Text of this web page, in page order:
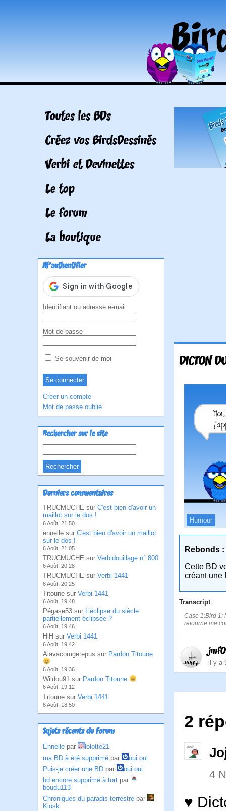
Toutes les BDs
Créez vos BirdsDessinés
Verbi et Devinettes
Le top
Le forum
La boutique
M'authentifier
Identifiant ou adresse e-mail
Mot de passe
Se souvenir de moi
Créer un compte
Mot de passe oublié
Rechercher sur le site
Derniers commentaires
TRUCMUCHE sur C'est bien d'avoir un
maillot sur le dos !
6 Août, 21:50
ennelle sur C'est bien d'avoir un maillot
sur le dos !
6 Août, 21:05
TRUCMUCHE sur Verbidouillage n° 800
6 Août, 20:28
TRUCMUCHE sur Verbi 1441
6 Août, 20:25
Titoune sur Verbi 1441
6 Août, 19:48
Pégase53 sur L’éclipse du siècle
partiellement éclipsée ?
6 Août, 19:46
HlH sur Verbi 1441
6 Août, 19:42
Alavacomgetepus sur Pardon Titoune
6 Août, 19:36
Wildou91 sur Pardon Titoune
6 Août, 19:12
Titoune sur Verbi 1441
6 Août, 18:50
Sujets récents du Forum
Ennelle par
lolotte21
ma BD à été supprimé par
oui oui
Puis-je créer une BD par
oui oui
bd encore supprimé à tort par
boudu113
Chroniques du paradis terrestre par
Kiosk
DICTON
Humour
Rebonds :
Cette BD
créant une
Transcript
Case 1:Bird 1:
retourne me
il y a
2
4
♥